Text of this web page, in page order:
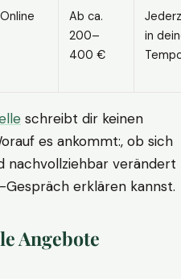
Online
Ab ca.
200–
400 €
in
schreibt dir keinen
es ankommt:, ob sich
nachvollziehbar verändert
Gespräch erklären kannst.
Angebote